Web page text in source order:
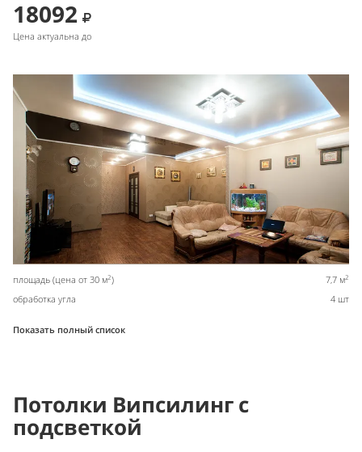
18092
Цена актуальна до
площадь (цена от 30 м2) 7,7 м2
обработка угла 4 шт
Показать полный список
Потолки Випсилинг с
подсветкой